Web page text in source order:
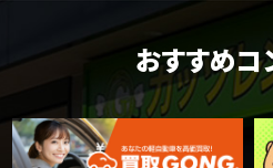
おすすめコ